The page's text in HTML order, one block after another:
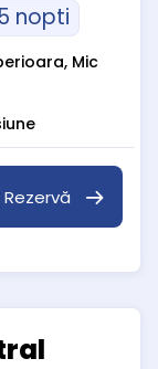
nopti
Mic
Rezervă